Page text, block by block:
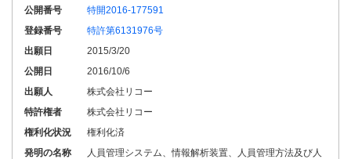
公開番号
特開2016-177591
登録番号
特許第6131976号
出願日
2015/3/20
公開日
2016/10/6
出願人
株式会社リコー
特許権者
株式会社リコー
権利化状況
権利化済
発明の名称
人員管理システム、情報解析装置、人員管理方法及び人